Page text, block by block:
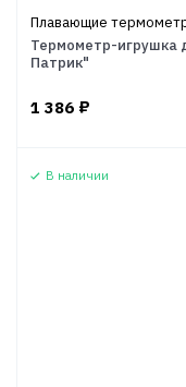
Плавающие
Термометр-игрушка
Патрик"
1 386 ₽
В наличии